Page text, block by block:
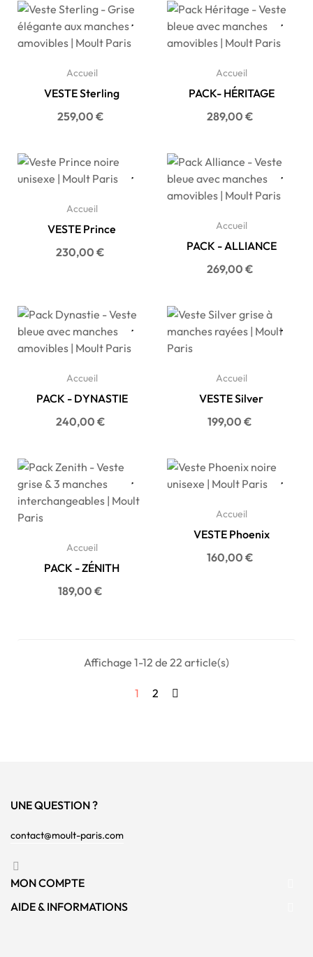
Accueil
VESTE Sterling
Prix
259,00 €
Accueil
PACK- HÉRITAGE
Prix
289,00 €
Accueil
VESTE Prince
Prix
230,00 €
Accueil
PACK - ALLIANCE
Prix
269,00 €
Accueil
PACK - DYNASTIE
Prix
240,00 €
Accueil
VESTE Silver
Prix
199,00 €
Accueil
PACK - ZÉNITH
Prix
189,00 €
Accueil
VESTE Phoenix
Prix
160,00 €
Affichage 1-12 de 22 article(s)
1 2
UNE QUESTION ?
contact@moult-paris.com
MON COMPTE
AIDE & INFORMATIONS